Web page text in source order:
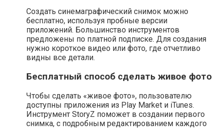
Создать синемаграфический снимок можно
бесплатно, используя пробные версии
приложений. Большинство инструментов
предложены по платной подписке. Для создания
нужно короткое видео или фото, где отчетливо
видны все детали.
Бесплатный способ сделать живое фото
Чтобы сделать «живое фото», пользователю
доступны приложения из Play Market и iTunes.
Инструмент StoryZ поможет в создании первого
снимка, с подробным редактированием каждого